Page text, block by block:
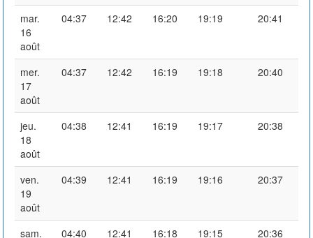
mar.
16
août
04:37 12:42 16:20 19:19 20:41
mer.
17
août
04:37 12:42 16:19 19:18 20:40
jeu.
18
août
04:38 12:41 16:19 19:17 20:38
ven.
19
août
04:39 12:41 16:19 19:16 20:37
sam. 04:40 12:41 16:18 19:15 20:36